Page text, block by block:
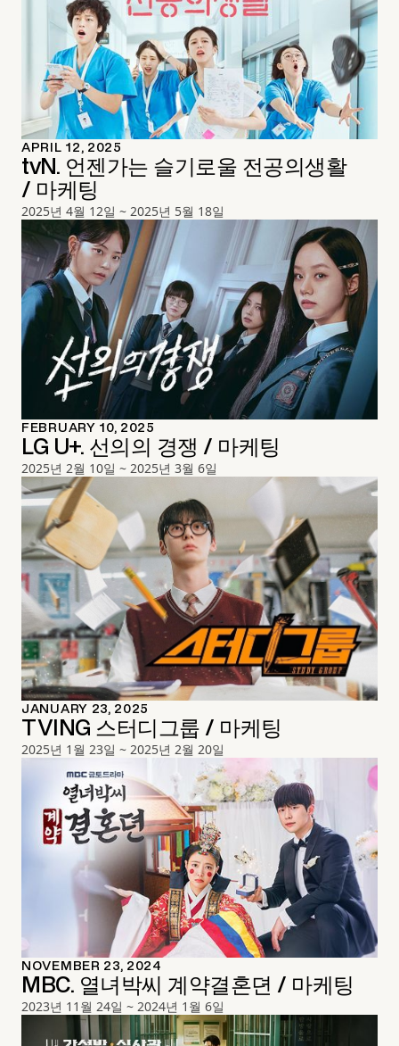
APRIL 12, 2025
tvN. 언젠가는 슬기로울 전공의생활
/ 마케팅
2025년 4월 12일 ~ 2025년 5월 18일
FEBRUARY 10, 2025
LG U+. 선의의 경쟁 / 마케팅
2025년 2월 10일 ~ 2025년 3월 6일
JANUARY 23, 2025
TVING 스터디그룹 / 마케팅
2025년 1월 23일 ~ 2025년 2월 20일
NOVEMBER 23, 2024
MBC. 열녀박씨 계약결혼뎐 / 마케팅
2023년 11월 24일 ~ 2024년 1월 6일